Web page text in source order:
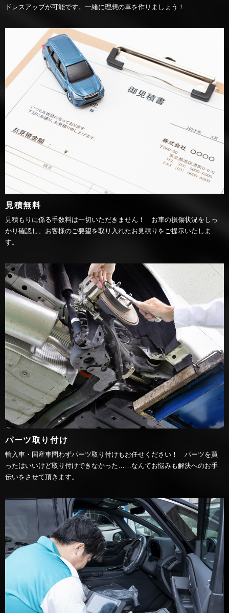
ドレスアップが可能です。一緒に理想の車を作りましょう！
見積無料
見積もりに係る手数料は一切いただきません！ お車の損傷状況をしっ
かり確認し、お客様のご要望を取り入れたお見積りをご提示いたしま
す。
パーツ取り付け
輸入車・国産車問わずパーツ取り付けもお任せください！ パーツを買
ったはいいけど取り付けできなかった……なんてお悩みも解決へのお手
伝いをさせて頂きます。